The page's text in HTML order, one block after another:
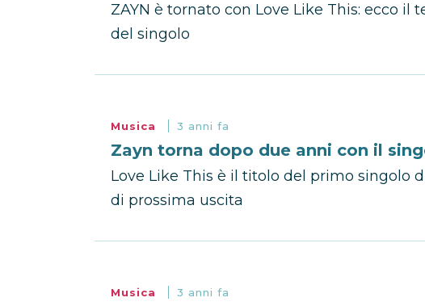
ZAYN è tornato con Love Like This: ecco il
del singolo
Musica 3 anni fa
Zayn torna dopo due anni con il
Love Like This è il titolo del primo singolo
di prossima uscita
Musica 3 anni fa